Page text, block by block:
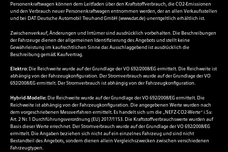
Personenkraftwagen können dem Leitfaden über den Kraftstoffverbrauch, die CO2-Emissionen
und den Verbrauch neuer Personenkraftwagen entnommen werden, der an allen Verkaufsstellen
und bei DAT Deutsche Automobil Treuhand GmbH (www.dat.de) unentgeltlich erhältlich ist.
Zwischenverkauf, Änderungen und Irrtümer sind ausdrücklich vorbehalten. Die Beschreibungen
der Fahrzeuge dienen der allgemeinen Identifizierung des Angebots und stellt keine
Gewährleistung im kaufrechtlichen Sinne dar. Ausschlaggebend ist ausdrücklich die
Beschreibung gemäß Kaufvertrag.
Elektro: Die Reichweite wurde auf der Grundlage der VO 692/2008/EG ermittelt. Die Reichweite ist
abhängig von der Fahrzeugkonfiguration. Der Stromverbrauch wurde auf der Grundlage der VO
692/2008/EG ermittelt. Der Stromverbrauch ist abhängig von der Fahrzeugkonfiguration.
Hybrid-Modelle: Die Reichweite wurde auf der Grundlage der VO 692/2008/EG ermittelt. Die
Reichweite ist abhängig von der Fahrzeugkonfiguration. Die angegebenen Werte wurden nach
dem vorgeschriebenen Messverfahren ermittelt. Es handelt sich um die „NEFZ-CO2-Werte“ i.S.v.
Art. 2 Nr. 1 Durchführungsverordnung (EU) 2017/1153. Die Kraftstoffverbrauchswerte wurden auf
Basis dieser Werte errechnet. Der Stromverbrauch wurde auf der Grundlage der VO 692/2008/EG
ermittelt. Die Angaben beziehen sich nicht auf ein einzelnes Fahrzeug und sind nicht
Bestandteil des Angebots, sondern dienen allein Vergleichszwecken zwischen verschiedenen
Fahrzeugtypen.